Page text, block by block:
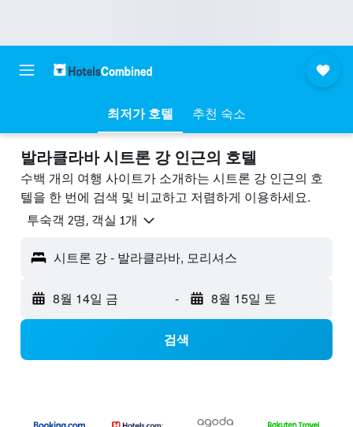
최저가 호텔 추천 숙소
발라클라바 시트론 강 ​인근의 호텔
수백 개의 여행 사이트가 소개하는 시트론 강 인근의 호
텔을 한 번에 검색 및 비교하고 저렴하게 이용하세요.
​투숙객 2​명, ​객실 1개
시트론 강 - 발라클라바, 모리셔스
8월 14일 금 - 8월 15일 토
검색